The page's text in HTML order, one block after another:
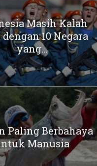
Masih Kalah
10 Negara
yang...
Paling Berbahaya
Manusia